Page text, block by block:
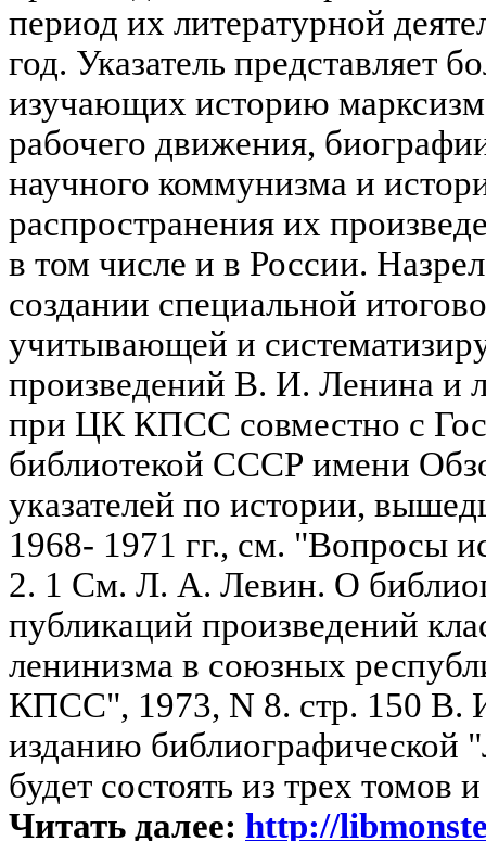
период их литературной
год. Указатель представляет
изучающих историю
рабочего движения,
научного коммунизма и
распространения их
в том числе и в России.
создании специальной
учитывающей и
произведений В. И. Ленина и
при ЦК КПСС совместно с
библиотекой СССР имени
указателей по истории,
1968- 1971 гг., см. "Вопросы
2. 1 См. Л. А. Левин. О
публикаций произведений
ленинизма в союзных
КПСС", 1973, N 8. стр. 150 В.
изданию библиографической
будет состоять из трех томов
Читать далее: http://